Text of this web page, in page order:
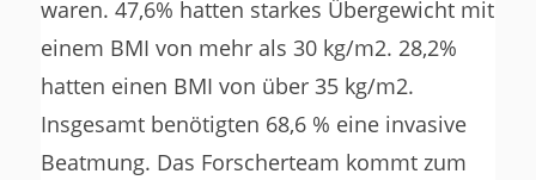
waren. 47,6% hatten starkes Übergewicht mit
einem BMI von mehr als 30 kg/m2. 28,2%
hatten einen BMI von über 35 kg/m2.
Insgesamt benötigten 68,6 % eine invasive
Beatmung. Das Forscherteam kommt zum